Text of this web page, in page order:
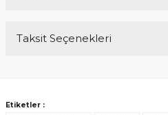
Taksit Seçenekleri
Etiketler :